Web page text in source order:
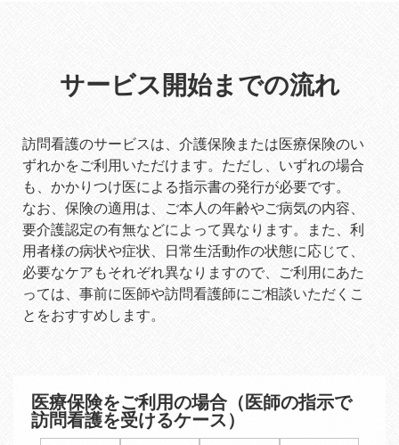
サービス開始までの流れ
訪問看護のサービスは、介護保険または医療保険のい
ずれかをご利用いただけます。ただし、いずれの場合
も、かかりつけ医による指示書の発行が必要です。
なお、保険の適用は、ご本人の年齢やご病気の内容、
要介護認定の有無などによって異なります。また、利
用者様の病状や症状、日常生活動作の状態に応じて、
必要なケアもそれぞれ異なりますので、ご利用にあた
っては、事前に医師や訪問看護師にご相談いただくこ
とをおすすめします。
医療保険をご利用の場合（医師の指示で
訪問看護を受けるケース）